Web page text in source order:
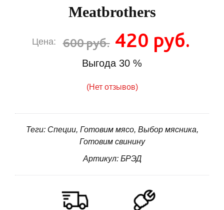
Meatbrothers
Цена: 600 руб. 420 руб.
Выгода 30 %
(Нет отзывов)
Теги: Специи, Готовим мясо, Выбор мясника,
Готовим свинину
Артикул: БРЭД